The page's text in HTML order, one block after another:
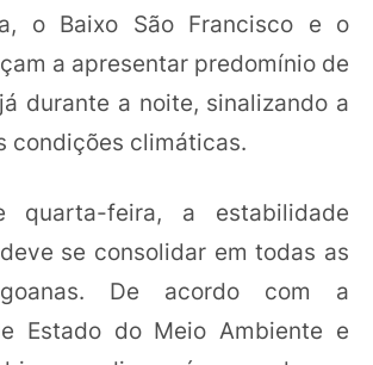
o Baixo São Francisco e o
a apresentar predomínio de
durante a noite, sinalizando a
condições climáticas.
feira, a estabilidade
se consolidar em todas as
De acordo com a
Estado do Meio Ambiente e